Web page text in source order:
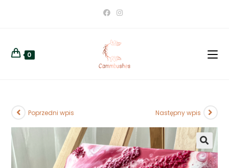
0
Poprzedni wpis Następny wpis